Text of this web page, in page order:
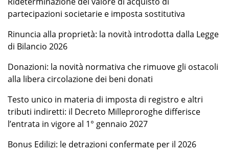
partecipazioni societarie e imposta sostitutiva
Rinuncia alla proprietà: la novità introdotta dalla Legge
di Bilancio 2026
Donazioni: la novità normativa che rimuove gli ostacoli
alla libera circolazione dei beni donati
Testo unico in materia di imposta di registro e altri
tributi indiretti: il Decreto Milleproroghe differisce
l’entrata in vigore al 1° gennaio 2027
Bonus Edilizi: le detrazioni confermate per il 2026